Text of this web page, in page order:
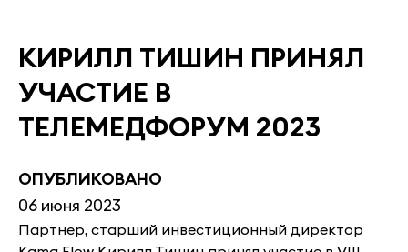
КИРИЛЛ ТИШИН ПРИНЯЛ
УЧАСТИЕ В
ТЕЛЕМЕДФОРУМ 2023
ОПУБЛИКОВАНО
06 июня 2023
Партнер, старший инвестиционный директор